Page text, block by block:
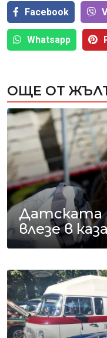
Facebook
Whatsapp
ОЩЕ ОТ
Датската
влезе в